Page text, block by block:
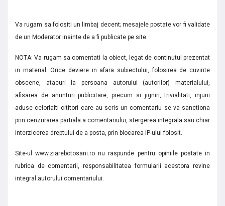
Va rugam sa folositi un limbaj decent; mesajele postate vor fi validate
de un Moderator inainte de a fi publicate pe site.
NOTA: Va rugam sa comentati la obiect, legat de continutul prezentat
in material. Orice deviere in afara subiectului, folosirea de cuvinte
obscene, atacuri la persoana autorului (autorilor) materialului,
afisarea de anunturi publicitare, precum si jigniri, trivialitati, injurii
aduse celorlalti cititori care au scris un comentariu se va sanctiona
prin cenzurarea partiala a comentariului, stergerea integrala sau chiar
interzicerea dreptului de a posta, prin blocarea IP-ului folosit.
Site-ul www.ziarebotosani.ro nu raspunde pentru opiniile postate in
rubrica de comentarii, responsabilitatea formularii acestora revine
integral autorului comentariului.